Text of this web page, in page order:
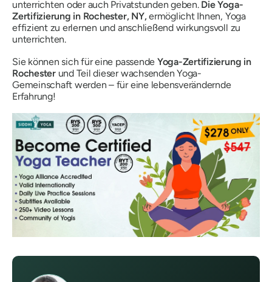
unterrichten oder auch Privatstunden geben. Die Yoga-
Zertifizierung in Rochester, NY,ermöglicht Ihnen, Yoga
effizient zu erlernen und anschließend wirkungsvoll zu
unterrichten.
Sie können sich für eine passende Yoga-Zertifizierung in
Rochesterund Teil dieser wachsenden Yoga-
Gemeinschaft werden – für eine lebensverändernde
Erfahrung!